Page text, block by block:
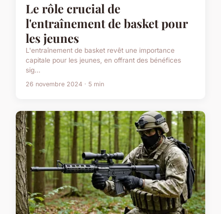
Le rôle crucial de
l'entraînement de basket pour
les jeunes
L'entraînement de basket revêt une importance
capitale pour les jeunes, en offrant des bénéfices
sig...
26 novembre 2024 · 5 min